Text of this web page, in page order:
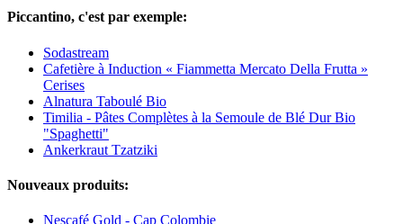
Piccantino, c'est par exemple:
Sodastream
Cafetière à Induction « Fiammetta Mercato Della Frutta »
Cerises
Alnatura Taboulé Bio
Timilia - Pâtes Complètes à la Semoule de Blé Dur Bio
"Spaghetti"
Ankerkraut Tzatziki
Nouveaux produits:
Nescafé Gold - Cap Colombie